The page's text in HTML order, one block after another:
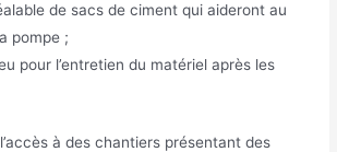
de sacs de ciment qui aideront au
pompe ;
pour l’entretien du matériel après les
à des chantiers présentant des